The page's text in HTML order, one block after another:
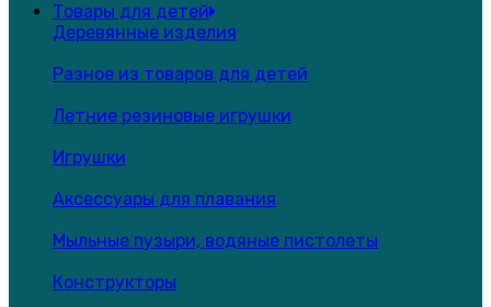
Товары для детей
Деревянные изделия
Разное из товаров для детей
Летние резиновые игрушки
Игрушки
Аксессуары для плавания
Мыльные пузыри, водяные пистолеты
Конструкторы